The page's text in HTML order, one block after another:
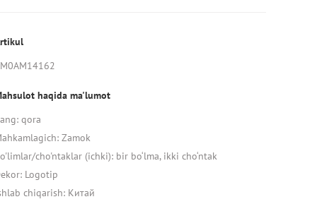
haqida ma'lumot
qora
Zamok
cho'ntaklar (ichki): bir bo‘lma, ikki cho‘ntak
Logotip
chiqarish: Китай